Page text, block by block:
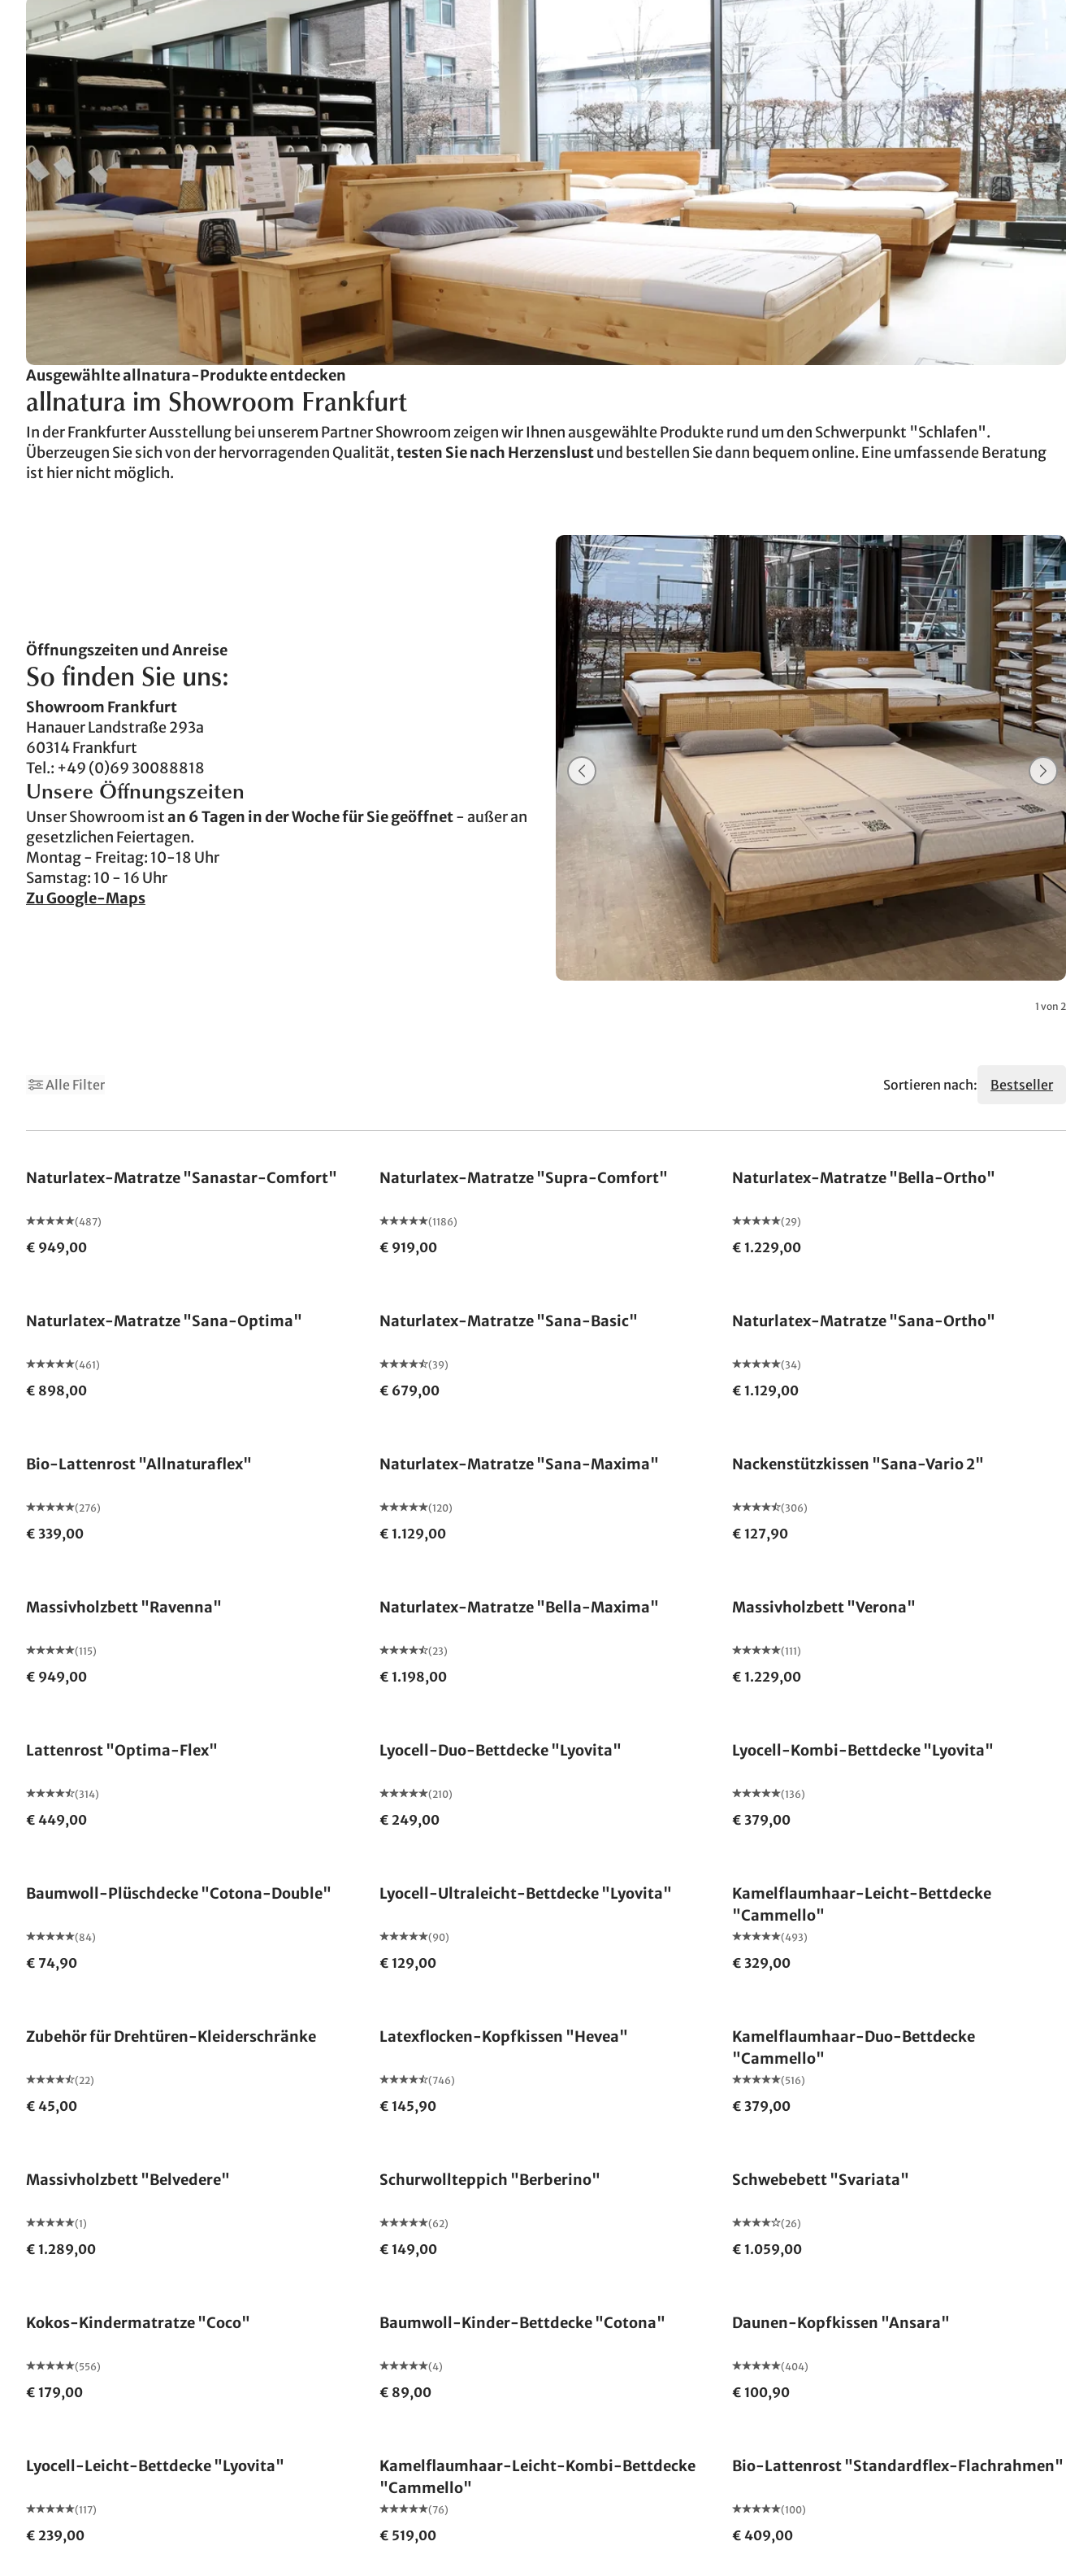
Ausgewählte allnatura-Produkte entdecken
allnatura im Showroom Frankfurt
In der Frankfurter Ausstellung bei unserem Partner Showroom zeigen wir Ihnen ausgewählte Produkte rund um den Schwerpunkt "Schlafen".
Überzeugen Sie sich von der hervorragenden Qualität,testen Sie nach Herzenslustund bestellen Sie dann bequem online. Eine umfassende Beratung
ist hier nicht möglich.
1 von 2
Öffnungszeiten und Anreise
So finden Sie uns:
Showroom Frankfurt
Hanauer Landstraße 293a
60314 Frankfurt
Tel.: +49 (0)69 30088818
Unsere Öffnungszeiten
Unser Showroom istan 6 Tagen in der Woche für Sie geöffnet- außer an
gesetzlichen Feiertagen.
Montag - Freitag: 10-18 Uhr
Samstag: 10 - 16 Uhr
Zu Google-Maps
Alle Filter Sortieren nach: Bestseller
Naturlatex-Matratze "Sanastar-Comfort"
(487)
€ 949,00
Naturlatex-Matratze "Supra-Comfort"
(1186)
€ 919,00
Naturlatex-Matratze "Bella-Ortho"
(29)
€ 1.229,00
Naturlatex-Matratze "Sana-Optima"
(461)
€ 898,00
Naturlatex-Matratze "Sana-Basic"
(39)
€ 679,00
Naturlatex-Matratze "Sana-Ortho"
(34)
€ 1.129,00
Bio-Lattenrost "Allnaturaflex"
(276)
€ 339,00
Naturlatex-Matratze "Sana-Maxima"
(120)
€ 1.129,00
Nackenstützkissen "Sana-Vario 2"
(306)
€ 127,90
Massivholzbett "Ravenna"
(115)
€ 949,00
Naturlatex-Matratze "Bella-Maxima"
(23)
€ 1.198,00
Massivholzbett "Verona"
(111)
€ 1.229,00
Lattenrost "Optima-Flex"
(314)
€ 449,00
Lyocell-Duo-Bettdecke "Lyovita"
(210)
€ 249,00
Lyocell-Kombi-Bettdecke "Lyovita"
(136)
€ 379,00
Baumwoll-Plüschdecke "Cotona-Double"
(84)
€ 74,90
Lyocell-Ultraleicht-Bettdecke "Lyovita"
(90)
€ 129,00
Kamelflaumhaar-Leicht-Bettdecke
"Cammello"
(493)
€ 329,00
Zubehör für Drehtüren-Kleiderschränke
(22)
€ 45,00
Latexflocken-Kopfkissen "Hevea"
(746)
€ 145,90
Kamelflaumhaar-Duo-Bettdecke
"Cammello"
(516)
€ 379,00
Massivholzbett "Belvedere"
(1)
€ 1.289,00
Schurwollteppich "Berberino"
(62)
€ 149,00
Schwebebett "Svariata"
(26)
€ 1.059,00
Kokos-Kindermatratze "Coco"
(556)
€ 179,00
Baumwoll-Kinder-Bettdecke "Cotona"
(4)
€ 89,00
Daunen-Kopfkissen "Ansara"
(404)
€ 100,90
Lyocell-Leicht-Bettdecke "Lyovita"
(117)
€ 239,00
Kamelflaumhaar-Leicht-Kombi-Bettdecke
"Cammello"
(76)
€ 519,00
Bio-Lattenrost "Standardflex-Flachrahmen"
(100)
€ 409,00